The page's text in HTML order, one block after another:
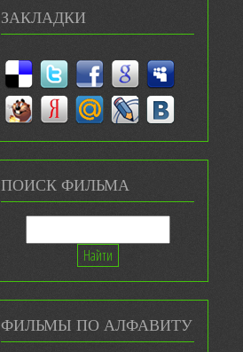
ЗАКЛАДКИ
ПОИСК ФИЛЬМА
ФИЛЬМЫ ПО АЛФАВИТУ